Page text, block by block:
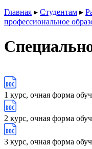
Главная ▸ Студентам ▸
профессиональное
1 курс, очная форма
2 курс, очная форма
3 курс, очная форма